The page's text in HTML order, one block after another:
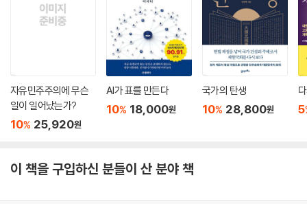
젠더의 의미는 배가되고 압축되어왔으며, 그래서 젠더는 언제나 여러 의미
의 응축이자 전치다. 누군가에게는 명백한 위협이지만 다른 누군가에게는
희망의 기호인 동시에 집결의 터전이기도 한 ‘젠더’는, 퀴어해지고, 재가공
을 거쳐 수정되고, 왜곡되어 대체되는 과정에 있다. (…) 젠더를 두려워하
는 사람들에게는 위험이 약속보다 더 큰 것처럼 보이므로, 젠더를 다시 유
망한 것으로 만드는 일이 우리의 임무다. 하지만 그것은 연합, 번역, 그리고
대항적 상상계를 통해서만 가능하다.
--- 「10장 외래 용어, 혹은 번역이 초래하는 동요」 중에서
불평등한 분배를 기술하는 범주다. 젠더는 결코 ‘단순히 문화적인 것’이었
정치는 반젠더 운동이 퍼지는 또하나의 중요한 무대다. 2019년 브라질 자
이르 보우소나루는 대통령 취임 연설에서 “학교 내 젠더 이데올로기”를 근
절하겠다고 약속하고, 2022년 이탈리아형제당 조르자 멜로니는 한 집회
에서 ‘젠더 이데올로기’가 여성의 소멸과 어머니의 죽음을 설파하는 최악
의 위협이라고 강조했으며, 헝가리의 빅토르 오르반 총리는 2022년에 미
국 공화당 보수정치행동회의에 보낸 한 성명서에서 ‘젠더 이데올로기’의
위험은 이주민의 위협과 마찬가지로 취급해야 한다고 주장했다. 미국 도널
드 트럼프 또한 2020년 젠더는 없으며 ‘성별’을 결정하기 위해서는 고정된
젠더는 기독교 집단과 우파 정치 세력의 입에서 악마, 악령의 힘으로, 때로
뛰어난 작가이자 사상가인 버틀러는 의도적으로 혼란을 명확히 하며 우리
가 오랫동안 기다려온 글을 썼다. 독소로 가득찬 대기에 맑은 공기를 되돌
려주는 시의적인 책이다. 아주 짜릿하며, 독자의 인생을 바꿔놓을 저작이
다.
- 〈북리스트〉
놀라운 책. 젠더가 어떻게 보수적 가치와 독재 정권을 지키기 위한 무기가
되었는지를 보여주는 역작이다.
자유민주주의에 무슨
일이 일어났는가?
10% 25,920원
AI가 표를 만든다
10% 18,000원
국가의 탄생
10% 28,800원 5
이 책을 구입하신 분들이 산 분야 책